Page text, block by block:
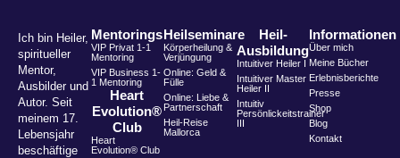
Ich bin Heiler,
spiritueller
Mentor,
Ausbilder und
Autor. Seit
meinem 17.
Lebensjahr
beschäftige
Mentorings
VIP Privat 1-1
Mentoring
VIP Business 1-
1 Mentoring
Heart
Evolution®
Club
Heart
Evolution® Club
Heilseminare
Körperheilung &
Verjüngung
Online: Geld &
Fülle
Online: Liebe &
Partnerschaft
Heil-Reise
Mallorca
Heil-
Ausbildung
Intuitiver Heiler I
Intuitiver Master
Heiler II
Intuitiv
Persönlickeitstrainer
III
Informationen
Über mich
Meine Bücher
Erlebnisberichte
Presse
Shop
Blog
Kontakt